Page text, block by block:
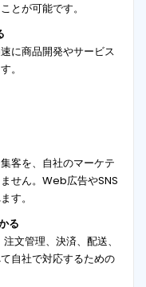
とが可能です。
に商品開発やサービス
。
客を、自社のマーケテ
せん。Web広告やSNS
す。
る
文管理、決済、配送、
自社で対応するための